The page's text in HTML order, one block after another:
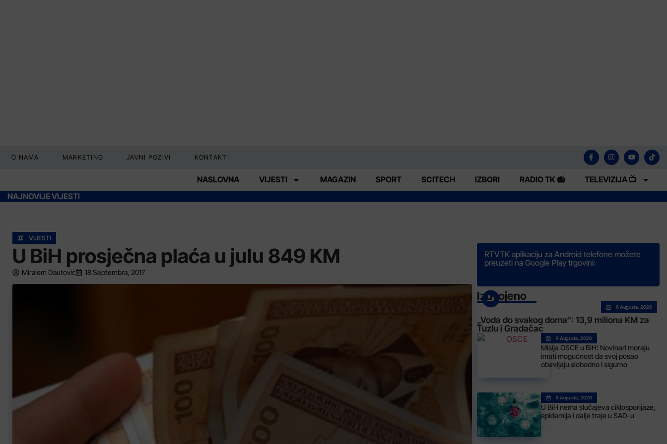
O NAMA MARKETING JAVNI POZIVI KONTAKTI
NASLOVNA VIJESTI MAGAZIN SPORT SCITECH IZBORI RADIO TK 📻
TELEVIZIJA 📺
NAJNOVIJE VIJESTI
VIJESTI
U BiH prosječna plaća u julu 849 KM
Miralem Dautović 18 Septembra, 2017
RTVTK aplikaciju za Android telefone možete
preuzeti na Google Play trgovini:
Izdvojeno
6 Augusta, 2026
„Voda do svakog doma“: 13,9 miliona KM za
Tuzlu i Gradačac
6 Augusta, 2026
Misija OSCE u BiH: Novinari moraju
imati mogućnost da svoj posao
obavljaju slobodno i sigurno
6 Augusta, 2026
U BiH nema slučajeva ciklosporijaze,
epidemija i dalje traje u SAD-u